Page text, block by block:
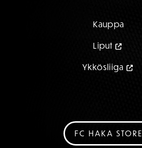
Kauppa
Liput
Ykkösliiga
FC HAKA STORE